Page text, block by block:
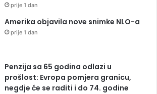
prije 1 dan
Amerika objavila nove snimke NLO-a
prije 1 dan
Penzija sa 65 godina odlazi u
prošlost: Evropa pomjera granicu,
negdje će se raditi i do 74. godine